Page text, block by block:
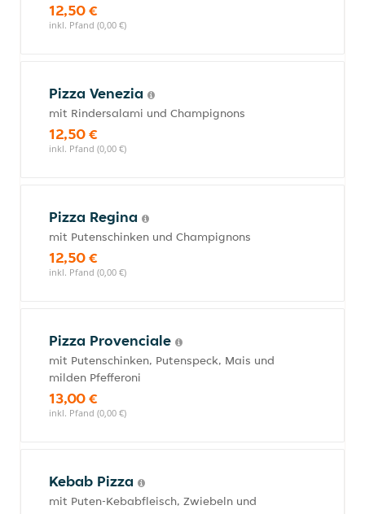
12,50 €
inkl. Pfand (0,00 €)
Pizza Venezia
mit Rindersalami und Champignons
12,50 €
inkl. Pfand (0,00 €)
Pizza Regina
mit Putenschinken und Champignons
12,50 €
inkl. Pfand (0,00 €)
Pizza Provenciale
mit Putenschinken, Putenspeck, Mais und
milden Pfefferoni
13,00 €
inkl. Pfand (0,00 €)
Kebab Pizza
mit Puten-Kebabfleisch, Zwiebeln und